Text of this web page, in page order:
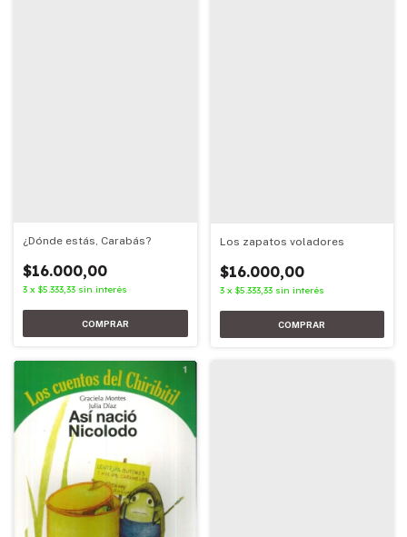
¿Dónde estás, Carabás?
$16.000,00
3 x $5.333,33 sin interés
Los zapatos voladores
$16.000,00
3 x $5.333,33 sin interés